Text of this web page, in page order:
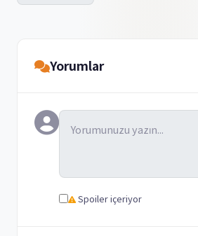
Yorumlar
Spoiler içeriyor